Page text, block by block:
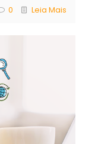
0 Leia Mais